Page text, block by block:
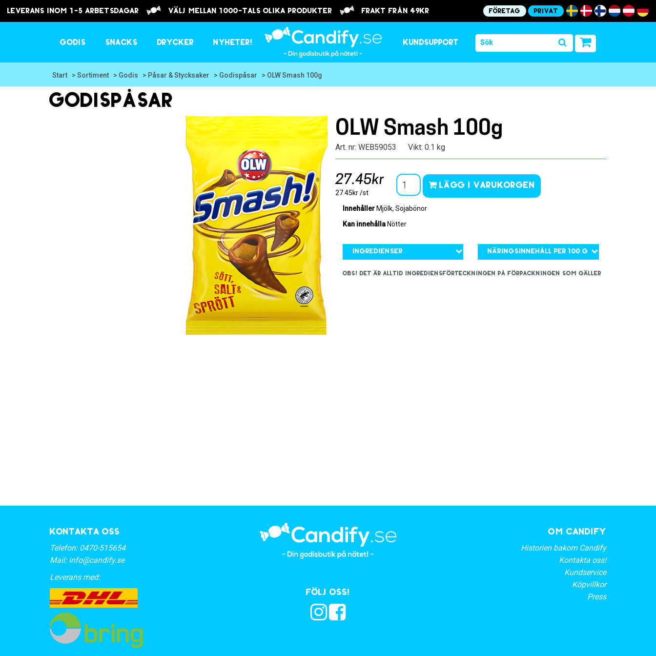
Leverans inom 1-5 arbetsdagar välj mellan 1000-tals olika produkter frakt från 49kr Företag Privat
Godis Snacks Drycker Nyheter! Kundsupport
Start > Sortiment > Godis > Påsar & Stycksaker > Godispåsar > OLW Smash 100g
Godispåsar
OLW Smash 100g
Art. nr: WEB59053 Vikt: 0.1 kg
27.45kr
27.45kr /st
Lägg i varukorgen
InnehållerMjölk, Sojabönor
Kan innehållaNötter
Ingredienser Näringsinnehåll per 100 g
OBS! Det är alltid ingrediensförteckningen på förpackningen som gäller
Kontakta oss
Telefon: 0470-515654
Mail: info@candify.se
Leverans med:
Följ oss!
OM CANDIFY
Historien bakom Candify
Kontakta oss!
Kundservice
Köpvillkor
Press